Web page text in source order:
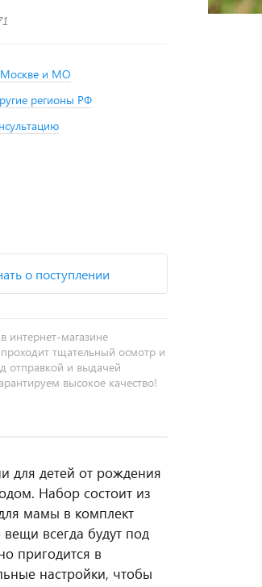
Москве и МО
регионы РФ
о поступлении
интернет-магазине
тщательный осмотр и
отправкой и выдачей
высокое качество!
для детей от рождения
Набор состоит из
мамы в комплект
всегда будут под
пригодится в
настройки, чтобы